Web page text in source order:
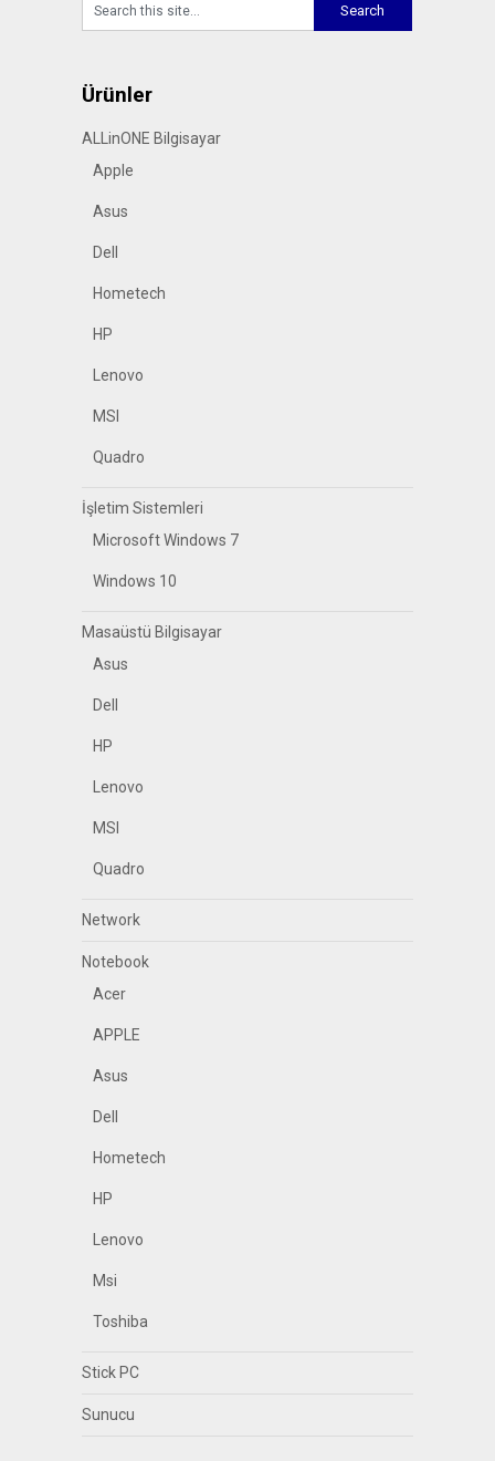
Ürünler
ALLinONE Bilgisayar
Apple
Asus
Dell
Hometech
HP
Lenovo
MSI
Quadro
İşletim Sistemleri
Microsoft Windows 7
Windows 10
Masaüstü Bilgisayar
Asus
Dell
HP
Lenovo
MSI
Quadro
Network
Notebook
Acer
APPLE
Asus
Dell
Hometech
HP
Lenovo
Msi
Toshiba
Stick PC
Sunucu